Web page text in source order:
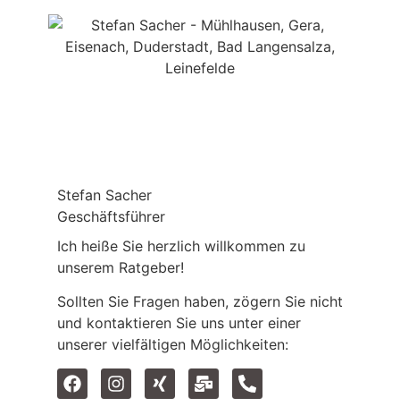
Stefan Sacher
Geschäftsführer
Ich heiße Sie herzlich willkommen zu
unserem Ratgeber!
Sollten Sie Fragen haben, zögern Sie nicht
und kontaktieren Sie uns unter einer
unserer vielfältigen Möglichkeiten: